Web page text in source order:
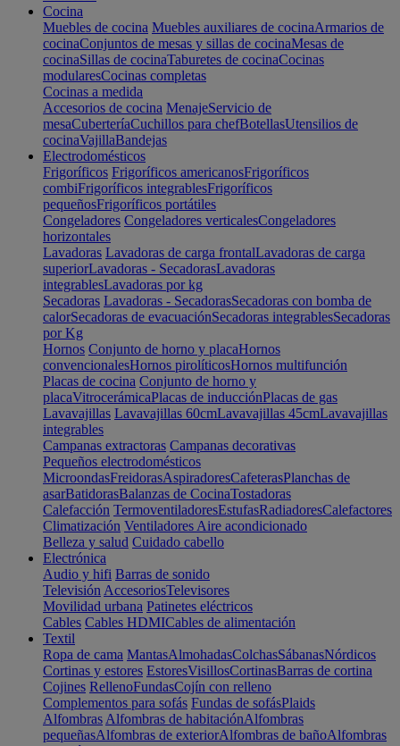
Cocina
Muebles de cocina Muebles auxiliares de cocinaArmarios de
cocinaConjuntos de mesas y sillas de cocinaMesas de
cocinaSillas de cocinaTaburetes de cocinaCocinas
modularesCocinas completas
Cocinas a medida
Accesorios de cocina MenajeServicio de
mesaCuberteríaCuchillos para chefBotellasUtensilios de
cocinaVajillaBandejas
Electrodomésticos
Frigoríficos Frigoríficos americanosFrigoríficos
combiFrigoríficos integrablesFrigoríficos
pequeñosFrigoríficos portátiles
Congeladores Congeladores verticalesCongeladores
horizontales
Lavadoras Lavadoras de carga frontalLavadoras de carga
superiorLavadoras - SecadorasLavadoras
integrablesLavadoras por kg
Secadoras Lavadoras - SecadorasSecadoras con bomba de
calorSecadoras de evacuaciónSecadoras integrablesSecadoras
por Kg
Hornos Conjunto de horno y placaHornos
convencionalesHornos pirolíticosHornos multifunción
Placas de cocina Conjunto de horno y
placaVitrocerámicaPlacas de inducciónPlacas de gas
Lavavajillas Lavavajillas 60cmLavavajillas 45cmLavavajillas
integrables
Campanas extractoras Campanas decorativas
Pequeños electrodomésticos
MicroondasFreidorasAspiradoresCafeterasPlanchas de
asarBatidorasBalanzas de CocinaTostadoras
Calefacción TermoventiladoresEstufasRadiadoresCalefactores
Climatización Ventiladores Aire acondicionado
Belleza y salud Cuidado cabello
Electrónica
Audio y hifi Barras de sonido
Televisión AccesoriosTelevisores
Movilidad urbana Patinetes eléctricos
Cables Cables HDMICables de alimentación
Textil
Ropa de cama MantasAlmohadasColchasSábanasNórdicos
Cortinas y estores EstoresVisillosCortinasBarras de cortina
Cojines RellenoFundasCojín con relleno
Complementos para sofás Fundas de sofásPlaids
Alfombras Alfombras de habitaciónAlfombras
pequeñasAlfombras de exteriorAlfombras de bañoAlfombras